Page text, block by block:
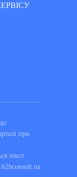
при
текст